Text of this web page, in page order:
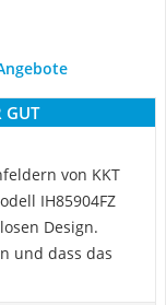
GUT
von KKT
IH85904FZ
Design.
und dass das